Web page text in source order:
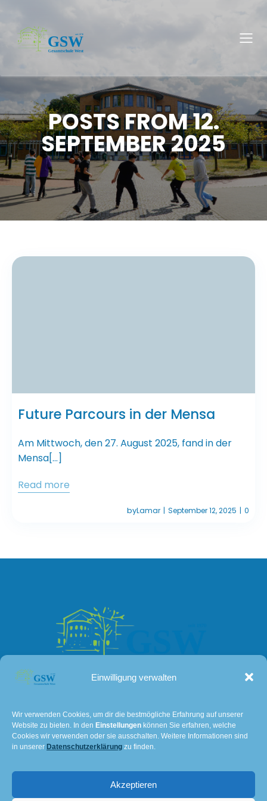
Einwilligung verwalten
Wir verwenden Cookies, um dir die bestmögliche Erfahrung auf unserer
Website zu bieten. In den Einstellungen können Sie erfahren, welche
Cookies wir verwenden oder sie ausschalten. Weitere Informationen sind
in unserer Datenschutzerklärung zu finden.
Akzeptieren
POSTS FROM 12.
SEPTEMBER 2025
Future Parcours in der Mensa
Am Mittwoch, den 27. August 2025, fand in der
Mensa[…]
Read more
byLamar | September 12, 2025 | 0
Lissaer Straße 7
28237 Bremen
Tel: 0421 – 36114611
501@schulverwaltung.bremen.de